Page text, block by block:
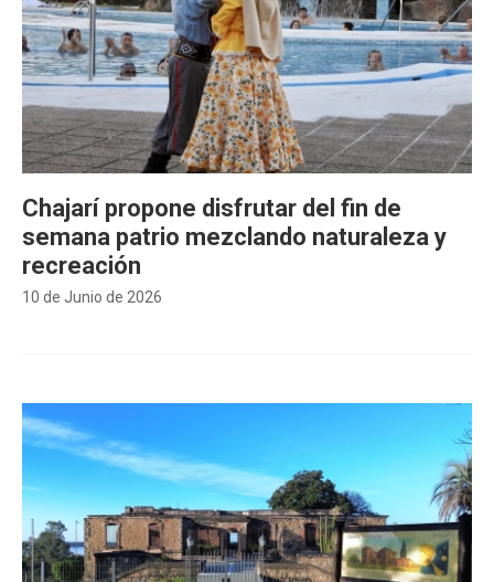
10 de Junio de 2026
Chajarí propone disfrutar del fin de
semana patrio mezclando naturaleza y
recreación